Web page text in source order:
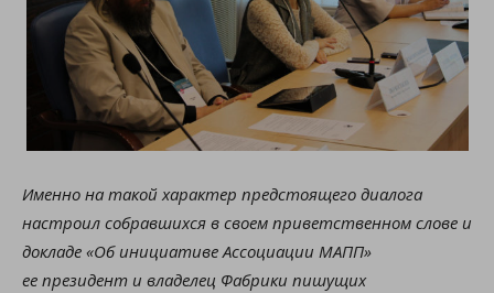
Именно на такой характер предстоящего диалога
настроил собравшихся в своем приветственном слове и
докладе «Об инициативе Ассоциации МАПП»
ее президент и владелец Фабрики пишущих